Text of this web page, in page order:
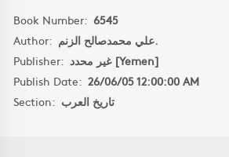
Book Number: 6545
Author:
علي محمدصالح الزنم.
Publisher:
غير محدد [Yemen]
Publish Date: 26/06/05 12:00:00 AM
Section: تاريخ العرب